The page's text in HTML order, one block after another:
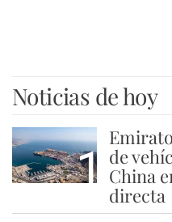
Noticias de hoy
1 de
China
directa